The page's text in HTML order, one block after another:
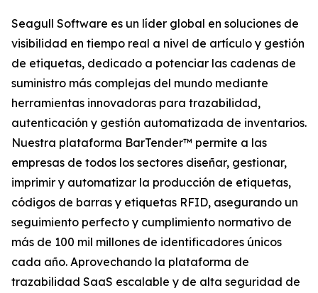
Seagull Software es un líder global en soluciones de
visibilidad en tiempo real a nivel de artículo y gestión
de etiquetas, dedicado a potenciar las cadenas de
suministro más complejas del mundo mediante
herramientas innovadoras para trazabilidad,
autenticación y gestión automatizada de inventarios.
Nuestra plataforma BarTender™ permite a las
empresas de todos los sectores diseñar, gestionar,
imprimir y automatizar la producción de etiquetas,
códigos de barras y etiquetas RFID, asegurando un
seguimiento perfecto y cumplimiento normativo de
más de 100 mil millones de identificadores únicos
cada año. Aprovechando la plataforma de
trazabilidad SaaS escalable y de alta seguridad de